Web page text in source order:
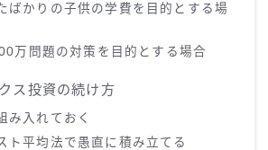
ばかりの子供の学費を目的とする場
万問題の対策を目的とする場合
ス投資の続け方
み入れておく
ト平均法で愚直に積み立てる